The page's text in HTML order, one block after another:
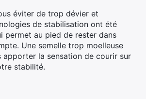
éviter de trop dévier et
de stabilisation ont été
permet au pied de rester dans
Une semelle trop moelleuse
apporter la sensation de courir sur
stabilité.